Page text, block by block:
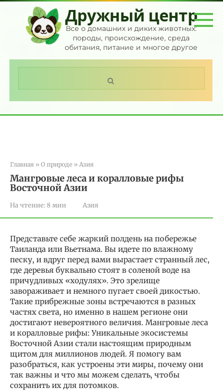
Перейти
контенту
Дружный центр
Все о домашних и диких животных:
породы, происхождение, среда
обитания, питание и многое другое
Главная » О природе » Азия
Мангровые леса и коралловые рифы
Восточной Азии
На чтение:8 мин Азия
Представьте себе жаркий полдень на побережье
Таиланда или Вьетнама. Вы идете по влажному
песку, и вдруг перед вами вырастает странный лес,
где деревья буквально стоят в соленой воде на
причудливых «ходулях». Это зрелище
завораживает и немного пугает своей дикостью.
Такие прибрежные зоны встречаются в разных
частях света, но именно в нашем регионе они
достигают невероятного величия. Мангровые леса
и коралловые рифы: Уникальные экосистемы
Восточной Азии стали настоящим природным
щитом для миллионов людей. Я помогу вам
разобраться, как устроены эти миры, почему они
так важны и что мы можем сделать, чтобы
сохранить их для потомков.